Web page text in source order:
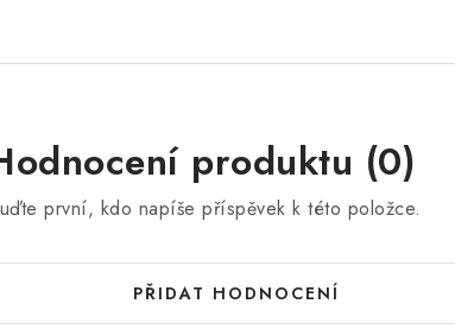
produktu (0)
první, kdo napíše příspěvek k této položce.
PŘIDAT HODNOCENÍ